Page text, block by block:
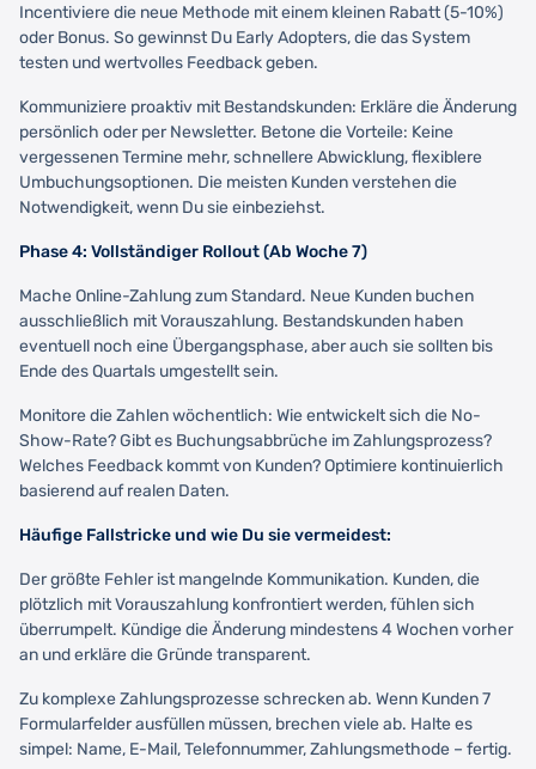
Incentiviere die neue Methode mit einem kleinen Rabatt (5-10%)
oder Bonus. So gewinnst Du Early Adopters, die das System
testen und wertvolles Feedback geben.
Kommuniziere proaktiv mit Bestandskunden: Erkläre die Änderung
persönlich oder per Newsletter. Betone die Vorteile: Keine
vergessenen Termine mehr, schnellere Abwicklung, flexiblere
Umbuchungsoptionen. Die meisten Kunden verstehen die
Notwendigkeit, wenn Du sie einbeziehst.
Phase 4: Vollständiger Rollout (Ab Woche 7)
Mache Online-Zahlung zum Standard. Neue Kunden buchen
ausschließlich mit Vorauszahlung. Bestandskunden haben
eventuell noch eine Übergangsphase, aber auch sie sollten bis
Ende des Quartals umgestellt sein.
Monitore die Zahlen wöchentlich: Wie entwickelt sich die No-
Show-Rate? Gibt es Buchungsabbrüche im Zahlungsprozess?
Welches Feedback kommt von Kunden? Optimiere kontinuierlich
basierend auf realen Daten.
Häufige Fallstricke und wie Du sie vermeidest:
Der größte Fehler ist mangelnde Kommunikation. Kunden, die
plötzlich mit Vorauszahlung konfrontiert werden, fühlen sich
überrumpelt. Kündige die Änderung mindestens 4 Wochen vorher
an und erkläre die Gründe transparent.
Zu komplexe Zahlungsprozesse schrecken ab. Wenn Kunden 7
Formularfelder ausfüllen müssen, brechen viele ab. Halte es
simpel: Name, E-Mail, Telefonnummer, Zahlungsmethode – fertig.